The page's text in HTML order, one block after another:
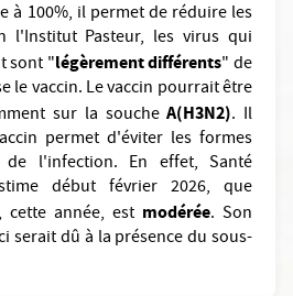
à 100%, il permet de réduire les
l'Institut Pasteur, les virus qui
sont "légèrement différents" de
le vaccin. Le vaccin pourrait être
sur la soucheA(H3N2). Il
permet d'éviter les formes
l'infection. En effet, Santé
début février 2026, que
cette année, est modérée. Son
serait dû à la présence du sous-